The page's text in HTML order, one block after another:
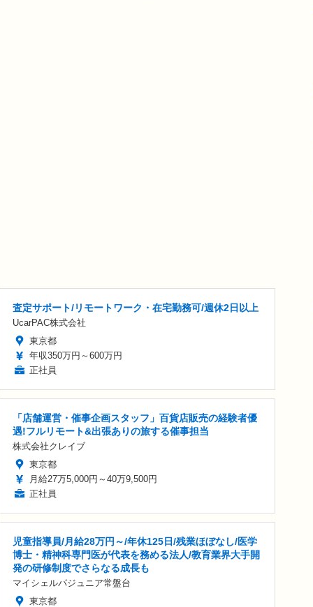
査定サポート/リモートワーク・在宅勤務可/週休2日以上
UcarPAC株式会社
東京都
年収350万円～600万円
正社員
「店舗運営・催事企画スタッフ」百貨店販売の経験者優
遇!フルリモート&出張ありの旅する催事担当
株式会社クレイブ
東京都
月給27万5,000円～40万9,500円
正社員
児童指導員/月給28万円～/年休125日/残業ほぼなし/医学
博士・精神科専門医が代表を務める法人/教育業界大手開
発の研修制度でさらなる成長も
マイシェルパジュニア常盤台
東京都